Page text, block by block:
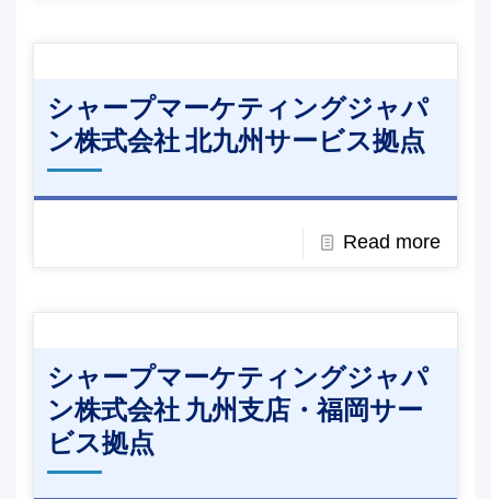
シャープマーケティングジャパ
ン株式会社 北九州サービス拠点
Read more
シャープマーケティングジャパ
ン株式会社 九州支店・福岡サー
ビス拠点